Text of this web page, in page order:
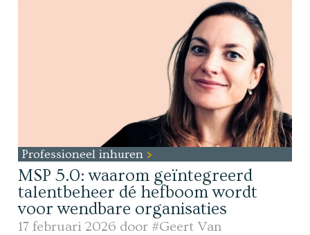
Professioneel inhuren
MSP 5.0: waarom geïntegreerd
talentbeheer dé hefboom wordt
voor wendbare organisaties
17 februari 2026 door #Geert Van